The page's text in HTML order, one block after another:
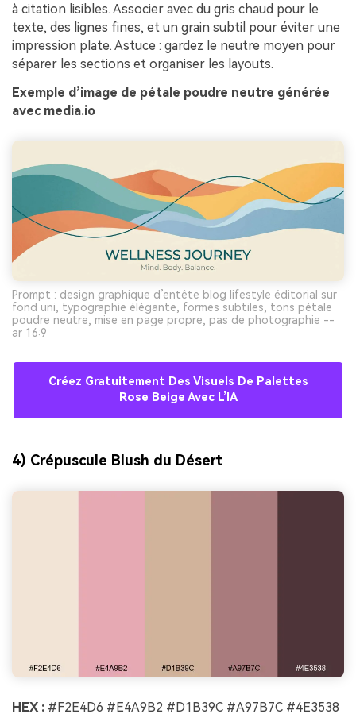
à citation lisibles. Associer avec du gris chaud pour le
texte, des lignes fines, et un grain subtil pour éviter une
impression plate. Astuce : gardez le neutre moyen pour
séparer les sections et organiser les layouts.
Exemple d’image de pétale poudre neutre générée
avec media.io
Prompt : design graphique d’entête blog lifestyle éditorial sur
fond uni, typographie élégante, formes subtiles, tons pétale
poudre neutre, mise en page propre, pas de photographie --
ar 16:9
Créez Gratuitement Des Visuels De Palettes
Rose Beige Avec L’IA
4) Crépuscule Blush du Désert
HEX : #F2E4D6 #E4A9B2 #D1B39C #A97B7C #4E3538